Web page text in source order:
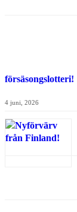
försäsongslotteri!
4 juni, 2026